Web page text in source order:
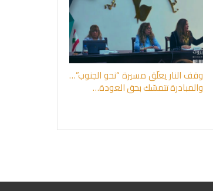
وقف النار يعلّق مسيرة “نحو الجنوب”…
والمبادرة تتمسّك بحق العودة…